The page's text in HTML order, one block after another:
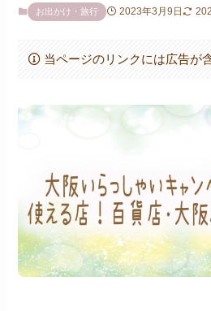
お出かけ・旅行 2023年3月9日
当ページのリンクには広告が